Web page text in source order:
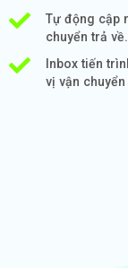
Tự động cập
chuyển trả về.
Inbox tiến
vị vận